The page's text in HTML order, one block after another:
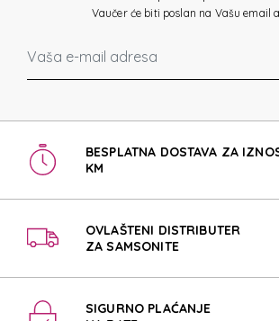
Vaučer će biti poslan na Vašu email
BESPLATNA DOSTAVA ZA
KM
OVLAŠTENI DISTRIBUTER
ZA SAMSONITE
SIGURNO PLAĆANJE